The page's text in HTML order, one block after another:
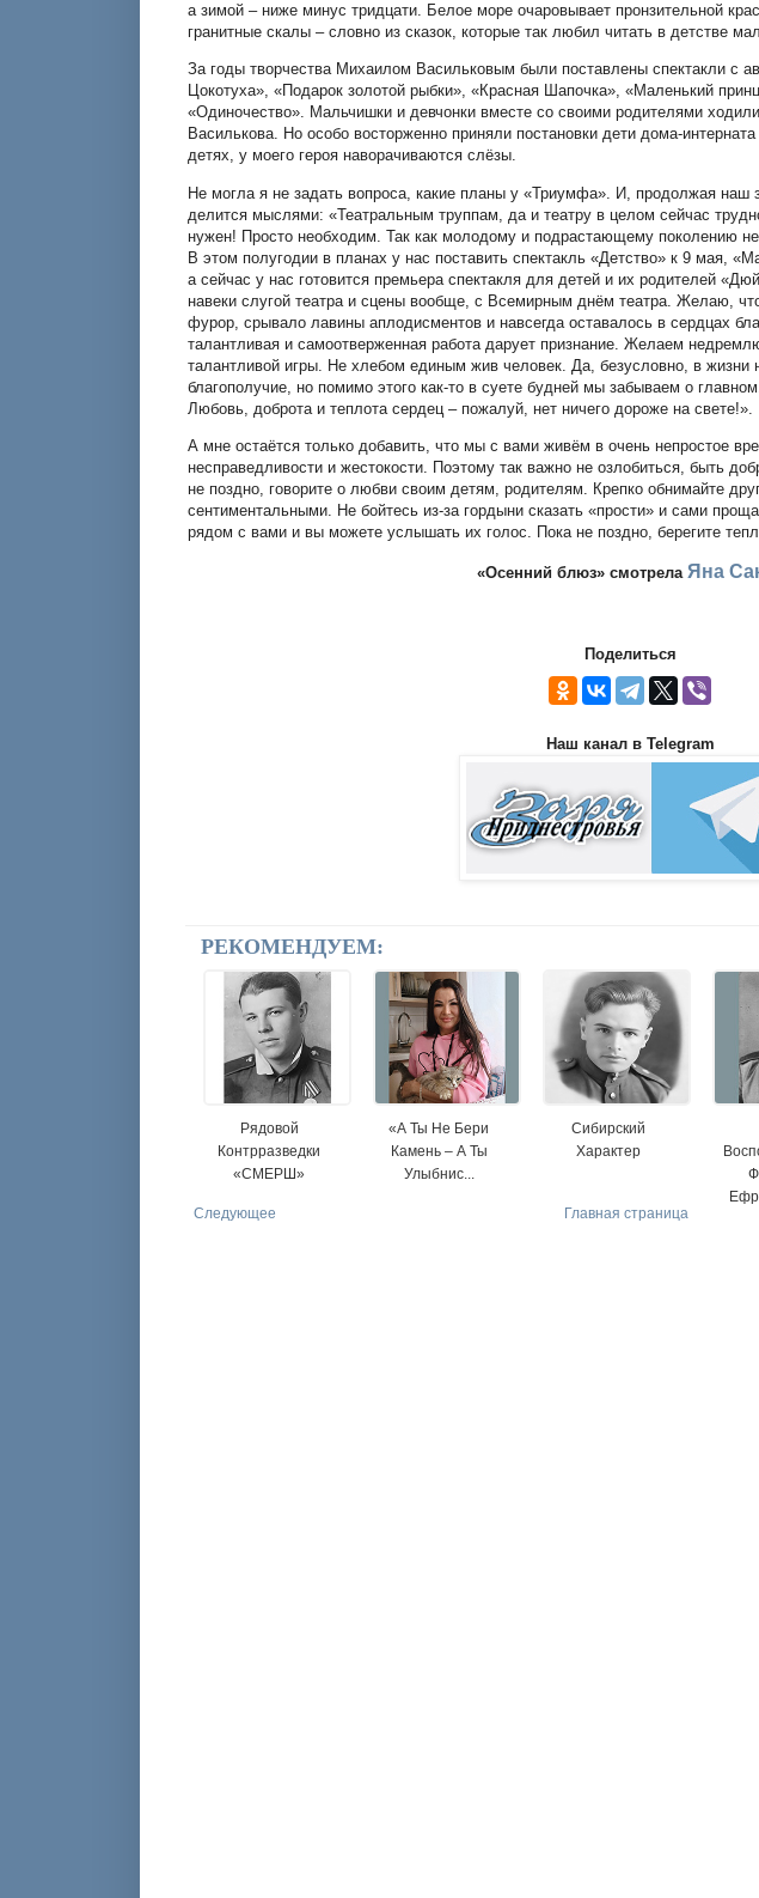
а зимой – ниже минус тридцати. Белое море очаровывает пронзительной
гранитные скалы – словно из сказок, которые так любил читать в детстве
За годы творчества Михаилом Васильковым были поставлены спектакли с
Цокотуха», «Подарок золотой рыбки», «Красная Шапочка», «Маленький
«Одиночество». Мальчишки и девчонки вместе со своими родителями
Василькова. Но особо восторженно приняли постановки дети дома-
детях, у моего героя наворачиваются слёзы.
Не могла я не задать вопроса, какие планы у «Триумфа». И, продолжая наш
делится мыслями: «Театральным труппам, да и театру в целом сейчас
нужен! Просто необходим. Так как молодому и подрастающему поколению
В этом полугодии в планах у нас поставить спектакль «Детство» к 9 мая,
а сейчас у нас готовится премьера спектакля для детей и их родителей
навеки слугой театра и сцены вообще, с Всемирным днём театра. Желаю,
фурор, срывало лавины аплодисментов и навсегда оставалось в сердцах
талантливая и самоотверженная работа дарует признание. Желаем
талантливой игры. Не хлебом единым жив человек. Да, безусловно, в
благополучие, но помимо этого как-то в суете будней мы забываем о
Любовь, доброта и теплота сердец – пожалуй, нет ничего дороже на свете!».
А мне остаётся только добавить, что мы с вами живём в очень непростое
несправедливости и жестокости. Поэтому так важно не озлобиться, быть
не поздно, говорите о любви своим детям, родителям. Крепко обнимайте
сентиментальными. Не бойтесь из-за гордыни сказать «прости» и сами
рядом с вами и вы можете услышать их голос. Пока не поздно, берегите
«Осенний блюз» смотрела Яна
Поделиться
Наш канал в Telegram
РЕКОМЕНДУЕМ:
Рядовой
Контрразведки
«СМЕРШ»
«А Ты Не Бери
Камень – А Ты
Улыбнис...
Сибирский
Характер
Следующее Главная страница